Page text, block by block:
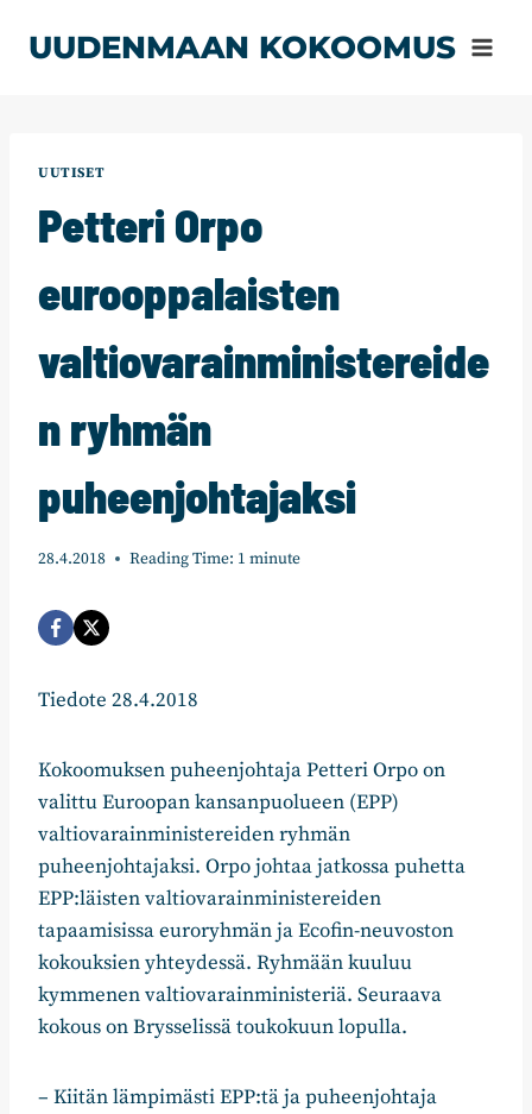
sisältöön
UUDENMAAN KOKOOMUS
UUTISET
Petteri Orpo
eurooppalaisten
valtiovarainministereide
n ryhmän
puheenjohtajaksi
28.4.2018 Reading Time: 1 minute
Tiedote 28.4.2018
Kokoomuksen puheenjohtaja Petteri Orpo on
valittu Euroopan kansanpuolueen (EPP)
valtiovarainministereiden ryhmän
puheenjohtajaksi. Orpo johtaa jatkossa puhetta
EPP:läisten valtiovarainministereiden
tapaamisissa euroryhmän ja Ecofin-neuvoston
kokouksien yhteydessä. Ryhmään kuuluu
kymmenen valtiovarainministeriä. Seuraava
kokous on Brysselissä toukokuun lopulla.
– Kiitän lämpimästi EPP:tä ja puheenjohtaja